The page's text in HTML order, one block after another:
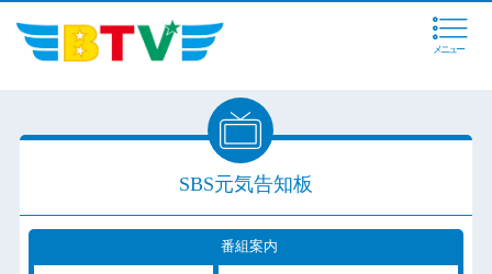
メニュー
SBS元気告知板
番組案内